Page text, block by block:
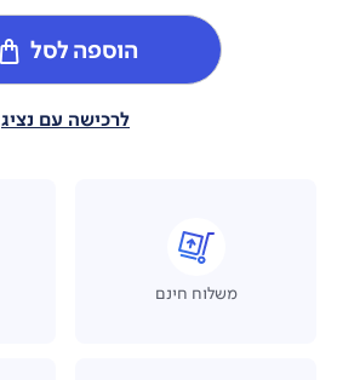
הוספה לסל
לרכישה עם נציג
משלוח חינם